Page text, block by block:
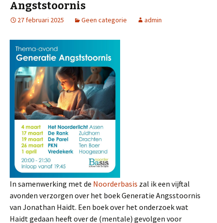
Angststoornis
27 februari 2025 Geen categorie admin
In samenwerking met de Noorderbasis zal ik een vijftal
avonden verzorgen over het boek Generatie Angsstoornis
van Jonathan Haidt. Een boek over het onderzoek wat
Haidt gedaan heeft over de (mentale) gevolgen voor